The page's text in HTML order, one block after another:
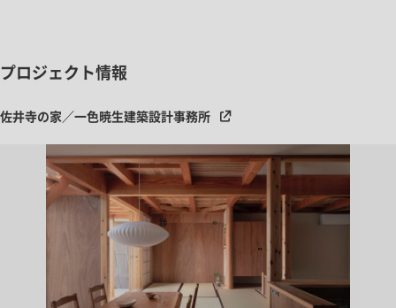
プロジェクト情報
佐井寺の家／一色暁生建築設計事務所